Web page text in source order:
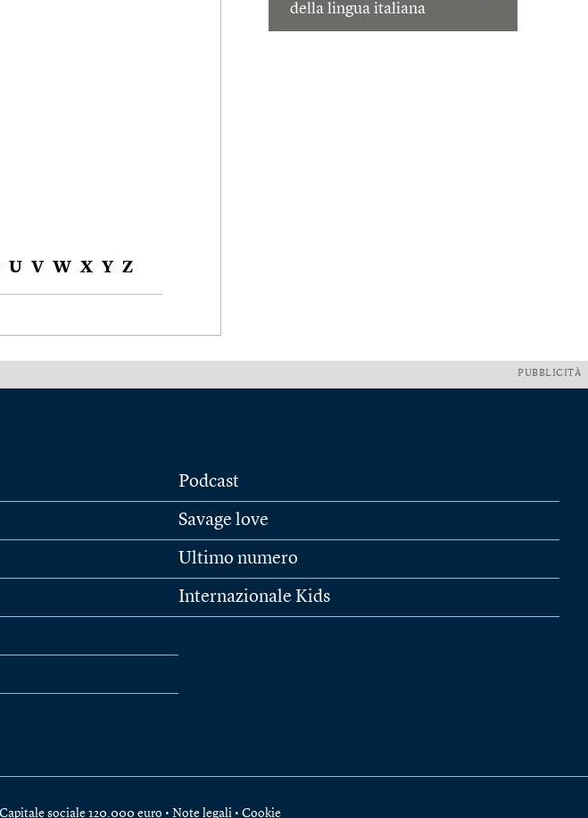
della lingua italiana
U V W X Y Z
PUBBLICITÀ
Podcast
Savage love
Ultimo numero
Internazionale Kids
sociale 120.000 euro • Note legali • Cookie